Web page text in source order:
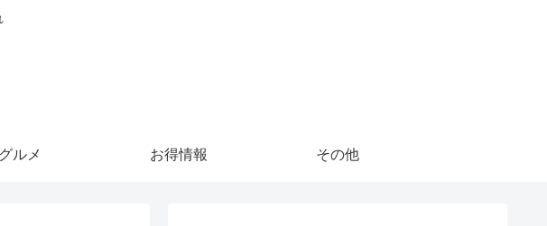
グルメ お得情報 その他